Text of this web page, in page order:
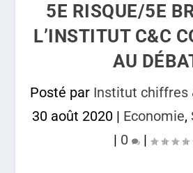
5E RISQUE/5E
L’INSTITUT C&C
AU
Posté par Institut chiffres
30 août 2020 | Economie,
| 0 |